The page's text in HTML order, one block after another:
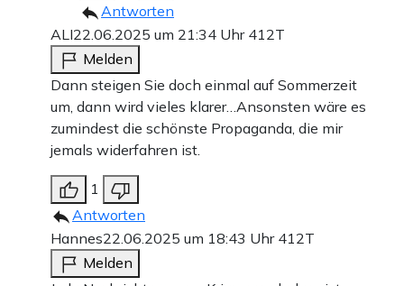
Antworten
ALI22.06.2025 um 21:34 Uhr 412T
Melden
Dann steigen Sie doch einmal auf Sommerzeit
um, dann wird vieles klarer…Ansonsten wäre es
zumindest die schönste Propaganda, die mir
jemals widerfahren ist.
1
Antworten
Hannes22.06.2025 um 18:43 Uhr 412T
Melden